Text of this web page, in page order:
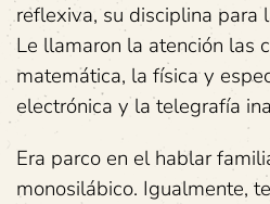
reflexiva, su disciplina para
Le llamaron la atención las
matemática, la física y
electrónica y la telegrafía
Era parco en el hablar
monosilábico. Igualmente,